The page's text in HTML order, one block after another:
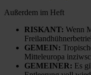
Außerdem im Heft
RISKANT: Wenn
GEMEIN:
Mitteleuropa
GEMEINER: Es